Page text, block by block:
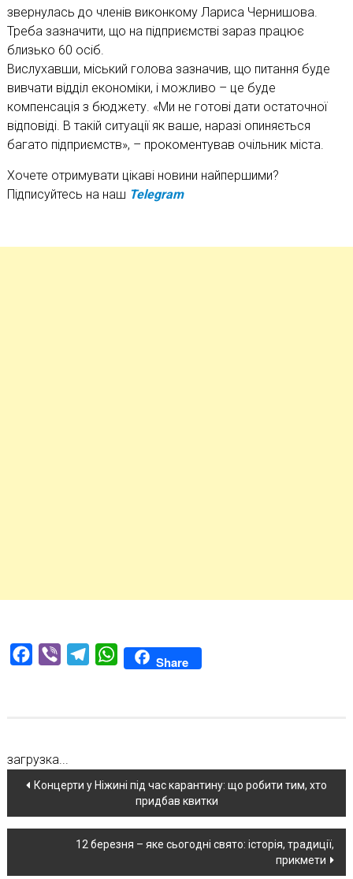
звернулась до членів виконкому Лариса Чернишова.
Треба зазначити, що на підприємстві зараз працює
близько 60 осіб.
Вислухавши, міський голова зазначив, що питання буде
вивчати відділ економіки, і можливо – це буде
компенсація з бюджету. «Ми не готові дати остаточної
відповіді. В такій ситуації як ваше, наразі опиняється
багато підприємств», – прокоментував очільник міста.
Хочете отримувати цікаві новини найпершими?
Підписуйтесь на наш Telegram
Facebook
Viber TelegramWhatsAppShare
загрузка...
Навігація
по
Концерти у Ніжині під час карантину: що робити тим, хто
придбав квитки
12 березня – яке сьогодні свято: історія, традиції,
прикмети